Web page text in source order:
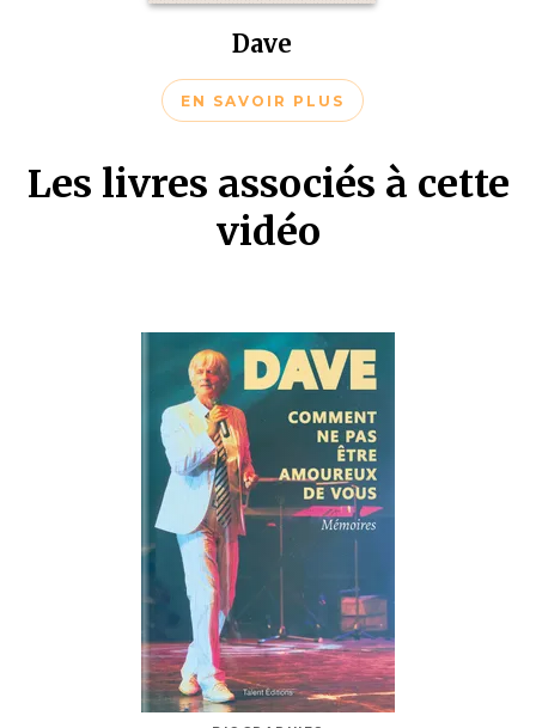
Dave
EN SAVOIR PLUS
Les livres associés à cette
vidéo